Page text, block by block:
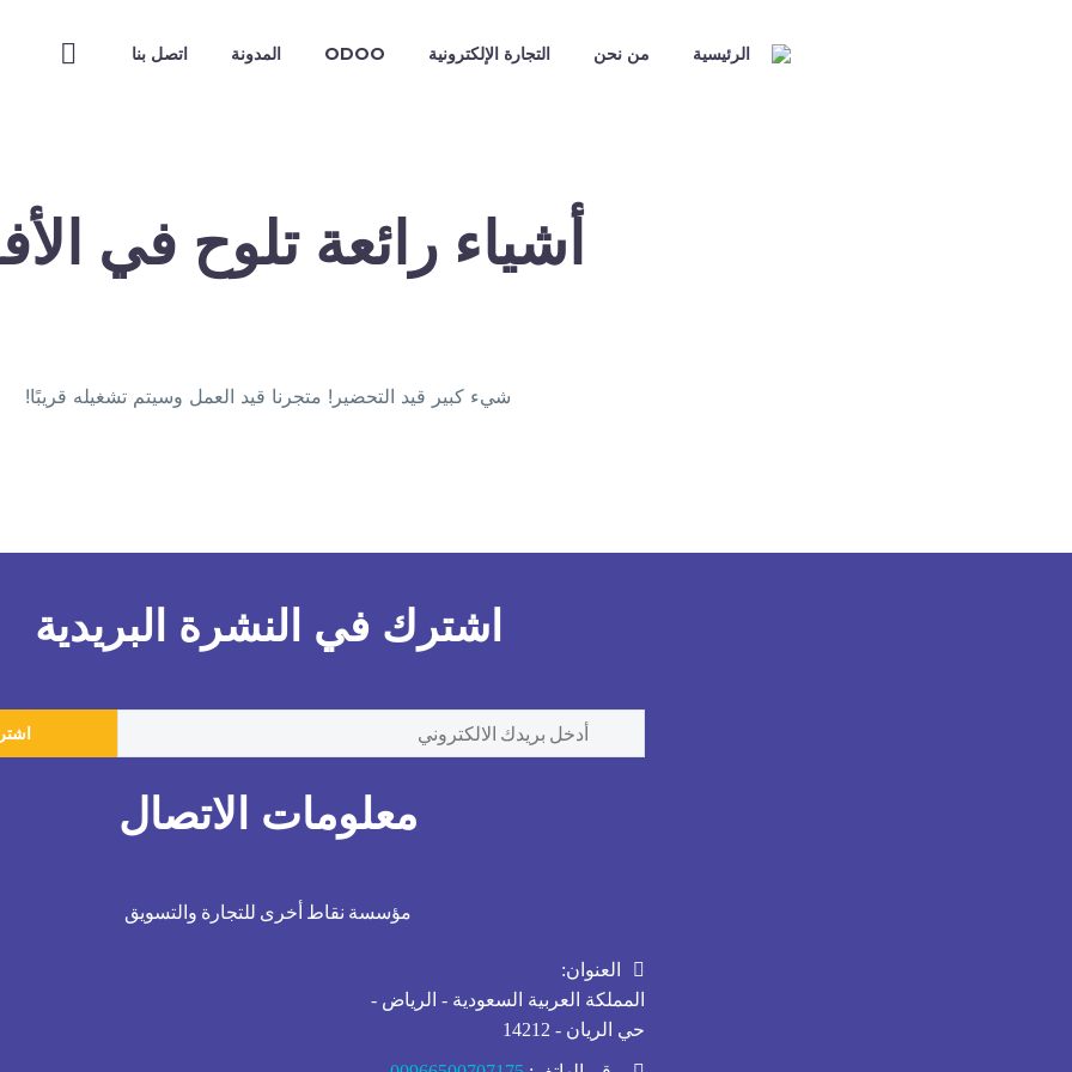
الرئيسية من نحن التجارة الإلكترونية ODOO المدونة اتصل بنا
أشياء رائعة تلوح في
شيء كبير قيد التحضير! متجرنا قيد العمل وسيتم تشغيله قريبًا!
اشترك في النشرة البريدية
معلومات الاتصال
مؤسسة نقاط أخرى للتجارة والتسويق
العنوان:
المملكة العربية السعودية - الرياض -
حي الريان - 14212